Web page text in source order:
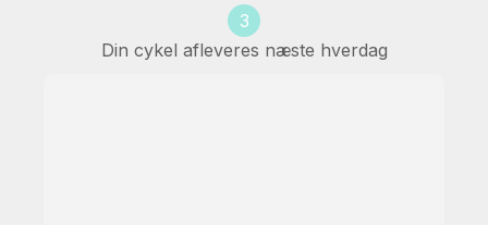
3
Din cykel afleveres næste hverdag